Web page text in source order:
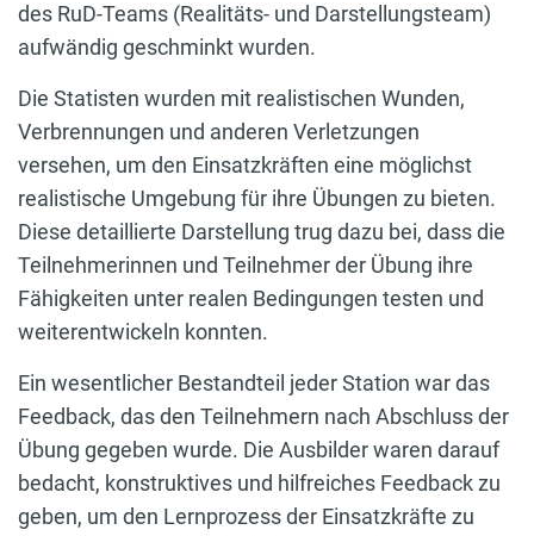
des RuD-Teams (Realitäts- und Darstellungsteam)
aufwändig geschminkt wurden.
Die Statisten wurden mit realistischen Wunden,
Verbrennungen und anderen Verletzungen
versehen, um den Einsatzkräften eine möglichst
realistische Umgebung für ihre Übungen zu bieten.
Diese detaillierte Darstellung trug dazu bei, dass die
Teilnehmerinnen und Teilnehmer der Übung ihre
Fähigkeiten unter realen Bedingungen testen und
weiterentwickeln konnten.
Ein wesentlicher Bestandteil jeder Station war das
Feedback, das den Teilnehmern nach Abschluss der
Übung gegeben wurde. Die Ausbilder waren darauf
bedacht, konstruktives und hilfreiches Feedback zu
geben, um den Lernprozess der Einsatzkräfte zu